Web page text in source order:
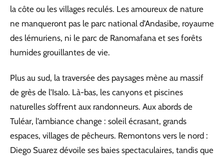
la côte ou les villages reculés. Les amoureux de nature
ne manqueront pas le parc national d’Andasibe, royaume
des lémuriens, ni le parc de Ranomafana et ses forêts
humides grouillantes de vie.
Plus au sud, la traversée des paysages mène au massif
de grès de l’Isalo. Là-bas, les canyons et piscines
naturelles s’offrent aux randonneurs. Aux abords de
Tuléar, l’ambiance change : soleil écrasant, grands
espaces, villages de pêcheurs. Remontons vers le nord :
Diego Suarez dévoile ses baies spectaculaires, tandis que